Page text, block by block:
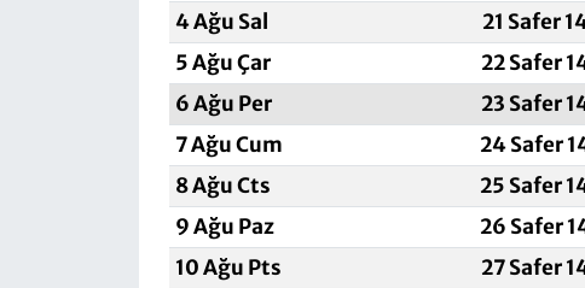
4 Ağu Sal
21 Safer
5 Ağu Çar
22 Safer
6 Ağu Per
23 Safer
7 Ağu Cum
24 Safer
8 Ağu Cts
25 Safer
9 Ağu Paz
26 Safer
10 Ağu Pts
27 Safer